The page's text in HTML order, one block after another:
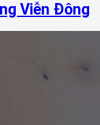
Viễn Đông